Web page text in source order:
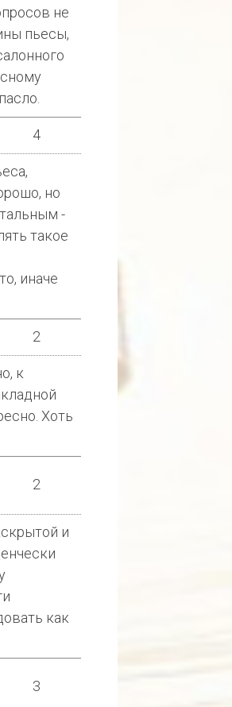
не
пьесы,
4
но
-
такое
иначе
2
к
Хоть
2
и
как
3